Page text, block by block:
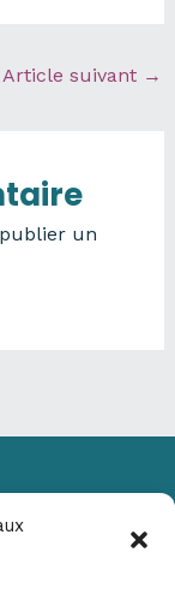
Article suivant →
un